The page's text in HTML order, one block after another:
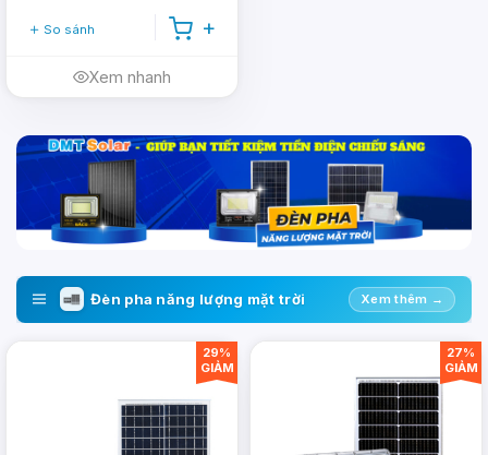
So sánh
Xem nhanh
Đèn pha năng lượng mặt trời Xem thêm →
29%
GIẢM
27%
GIẢM